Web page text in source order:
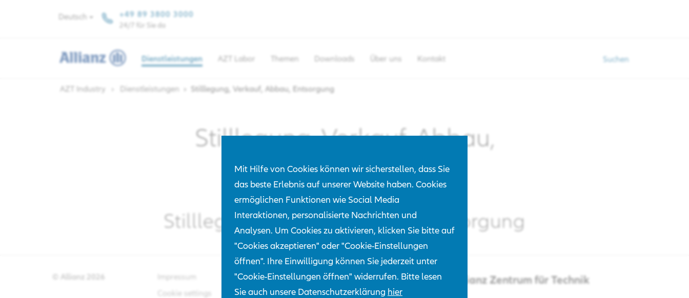
Mit Hilfe von Cookies können wir sicherstellen, dass Sie
das beste Erlebnis auf unserer Website haben. Cookies
ermöglichen Funktionen wie Social Media
Interaktionen, personalisierte Nachrichten und
Analysen. Um Cookies zu aktivieren, klicken Sie bitte auf
"Cookies akzeptieren" oder "Cookie-Einstellungen
öffnen". Ihre Einwilligung können Sie jederzeit unter
"Cookie-Einstellungen öffnen" widerrufen. Bitte lesen
Sie auch unsere Datenschutzerklärung hier
Deutsch +49 89 3800 3000
24/7 für Sie da
Dienstleistungen AZT Labor Themen Downloads Über uns Kontakt Suchen
AZT Industry Dienstleistungen Stilllegung, Verkauf, Abbau, Entsorgung
Stilllegung, Verkauf, Abbau,
Entsorgung
Stilllegung, Verkauf, Abbau, Entsorgung
© Allianz 2026 Impressum Datenschutzprinzipien
Nutzungsbedingungen
Cookie settings
Allianz Zentrum für Technik